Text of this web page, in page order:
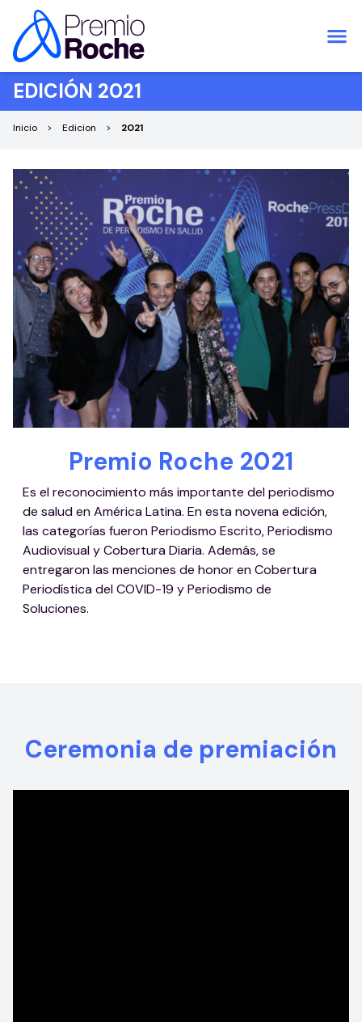
Saltar al contenido
EDICIÓN 2021
Inicio Edicion 2021
Premio Roche 2021
Es el reconocimiento más importante del periodismo
de salud en América Latina. En esta novena edición,
las categorías fueron Periodismo Escrito, Periodismo
Audiovisual y Cobertura Diaria. Además, se
entregaron las menciones de honor en Cobertura
Periodística del COVID-19 y Periodismo de
Soluciones.
Ceremonia de premiación